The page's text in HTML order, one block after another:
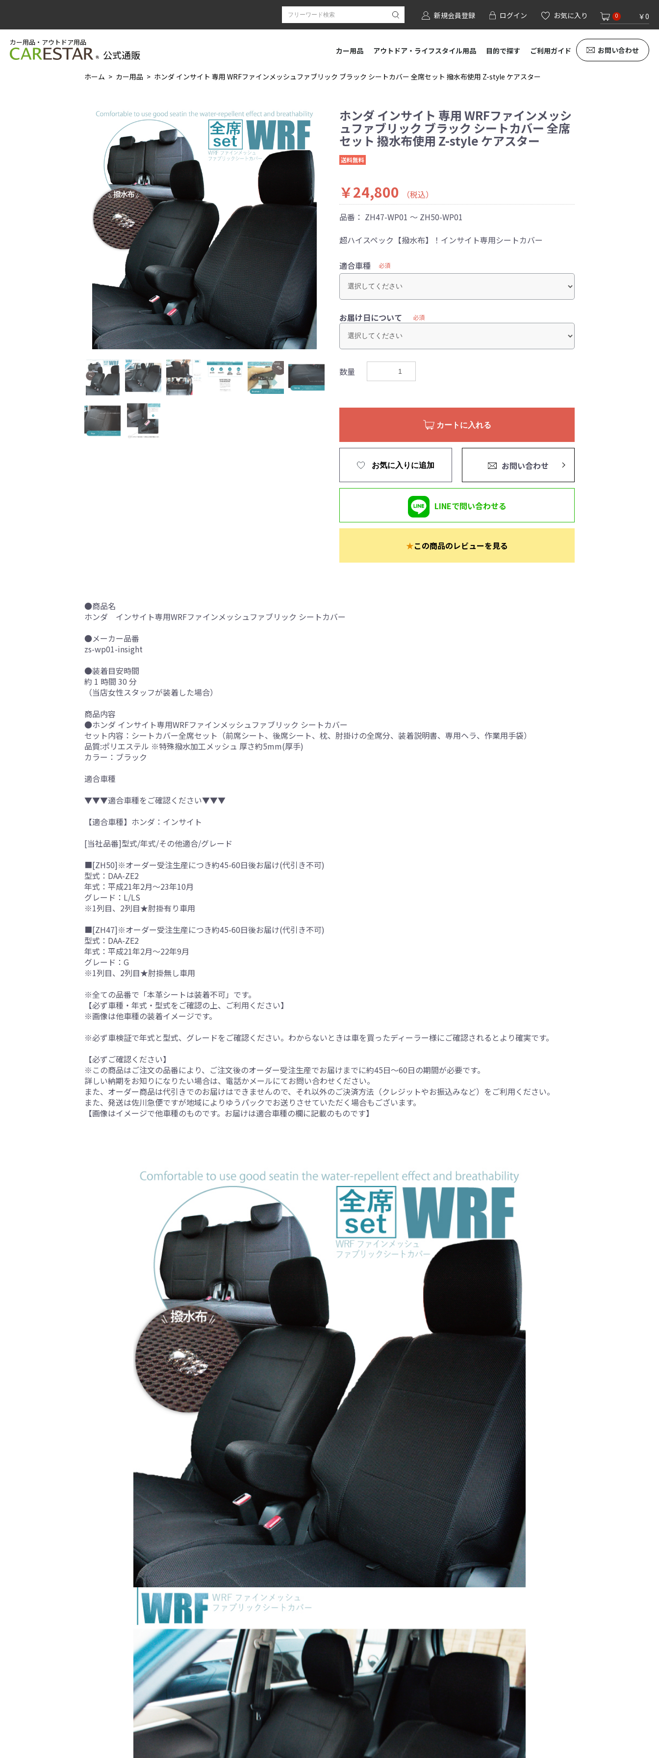
新規会員登録 ログイン お気に入り 0 ￥0
カー用品・アウトドア用品
公式通販 カー用品 アウトドア・ライフスタイル用品 目的で探す ご利用ガイド お問い合わせ
ホーム カー用品 ホンダ インサイト 専用 WRFファインメッシュファブリック ブラック シートカバー 全席セット 撥水布使用 Z-style ケアスター
ホンダ インサイト 専用 WRFファインメッシ
ュファブリック ブラック シートカバー 全席
セット 撥水布使用 Z-style ケアスター
送料無料
￥24,800
（税込）
品番： ZH47-WP01 ～ ZH50-WP01
超ハイスペック【撥水布】！インサイト専用シートカバー
適合車種 必須
お届け日について 必須
数量
カートに入れる
お気に入りに追加 お問い合わせ
LINEで問い合わせる
★この商品のレビューを見る
●商品名
ホンダ インサイト専用WRFファインメッシュファブリック シートカバー
●メーカー品番
zs-wp01-insight
●装着目安時間
約 1 時間 30 分
（当店女性スタッフが装着した場合）
商品内容
●ホンダ インサイト専用WRFファインメッシュファブリック シートカバー
セット内容：シートカバー全席セット（前席シート、後席シート、枕、肘掛けの全席分、装着説明書、専用ヘラ、作業用手袋）
品質:ポリエステル ※特殊撥水加工メッシュ 厚さ約5mm(厚手)
カラー：ブラック
適合車種
▼▼▼適合車種をご確認ください▼▼▼
【適合車種】ホンダ：インサイト
[当社品番]型式/年式/その他適合/グレード
■[ZH50]※オーダー受注生産につき約45-60日後お届け(代引き不可)
型式：DAA-ZE2
年式：平成21年2月～23年10月
グレード：L/LS
※1列目、2列目★肘掛有り車用
■[ZH47]※オーダー受注生産につき約45-60日後お届け(代引き不可)
型式：DAA-ZE2
年式：平成21年2月～22年9月
グレード：G
※1列目、2列目★肘掛無し車用
※全ての品番で「本革シートは装着不可」です。
【必ず車種・年式・型式をご確認の上、ご利用ください】
※画像は他車種の装着イメージです。
※必ず車検証で年式と型式、グレードをご確認ください。わからないときは車を買ったディーラー様にご確認されるとより確実です。
【必ずご確認ください】
※この商品はご注文の品番により、ご注文後のオーダー受注生産でお届けまでに約45日～60日の期間が必要です。
詳しい納期をお知りになりたい場合は、電話かメールにてお問い合わせください。
また、オーダー商品は代引きでのお届けはできませんので、それ以外のご決済方法（クレジットやお振込みなど）をご利用ください。
また、発送は佐川急便ですが地域によりゆうパックでお送りさせていただく場合もございます。
【画像はイメージで他車種のものです。お届けは適合車種の欄に記載のものです】